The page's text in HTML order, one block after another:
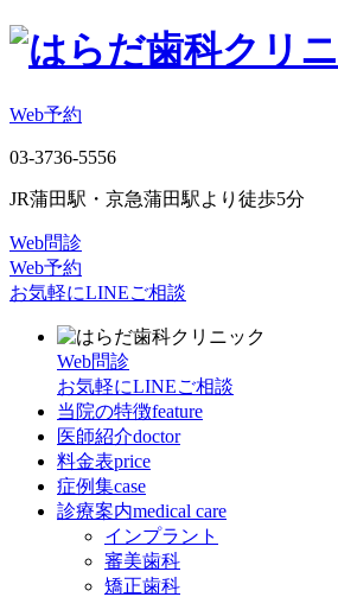
Web予約
03-3736-5556
JR蒲田駅・京急蒲田駅より徒歩5分
Web問診
Web予約
お気軽にLINEご相談
Web問診
お気軽にLINEご相談
当院の特徴feature
医師紹介doctor
料金表price
症例集case
診療案内medical care
インプラント
審美歯科
矯正歯科